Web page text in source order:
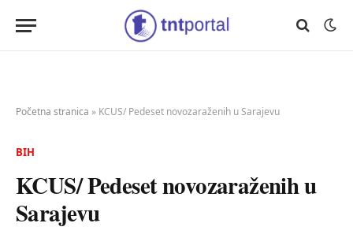
Početna stranica » KCUS/ Pedeset novozaraženih u Sarajevu
BIH
KCUS/ Pedeset novozaraženih u
Sarajevu